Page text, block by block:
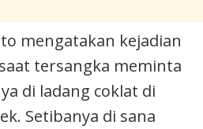
mengatakan kejadian
tersangka meminta
di ladang coklat di
Setibanya di sana